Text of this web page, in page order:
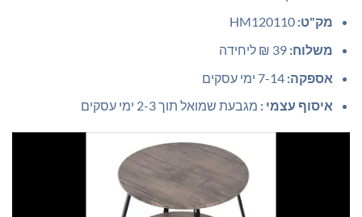
מק"ט:
משלוח:
אספקה:
איסוף עצמי : מגבעת שמואל תוך 2-3 ימי עסקים